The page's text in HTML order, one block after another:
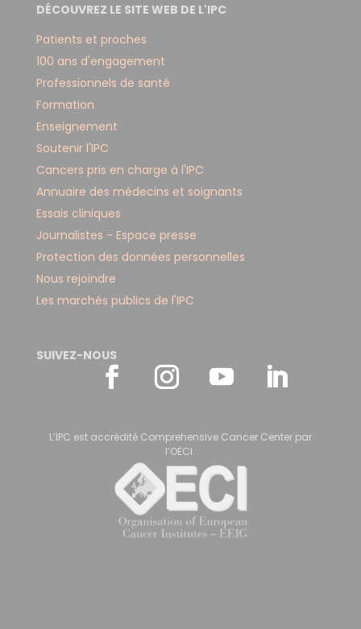
DÉCOUVREZ LE SITE WEB DE L'IPC
Patients et proches
100 ans d'engagement
Professionnels de santé
Formation
Enseignement
Soutenir l'IPC
Cancers pris en charge à l'IPC
Annuaire des médecins et soignants
Essais cliniques
Journalistes - Espace presse
Protection des données personnelles
Nous rejoindre
Les marchés publics de l'IPC
SUIVEZ-NOUS
L’IPC est accrédité Comprehensive Cancer Center par
l’OECI.